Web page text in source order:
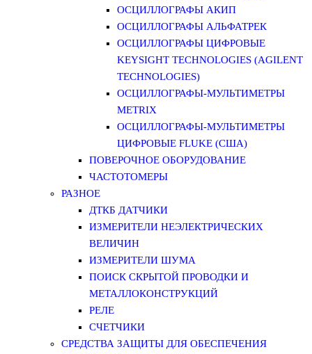
ОСЦИЛЛОГРАФЫ АКИП
ОСЦИЛЛОГРАФЫ АЛЬФАТРЕК
ОСЦИЛЛОГРАФЫ ЦИФРОВЫЕ
KEYSIGHT TECHNOLOGIES (AGILENT
TECHNOLOGIES)
ОСЦИЛЛОГРАФЫ-МУЛЬТИМЕТРЫ
METRIX
ОСЦИЛЛОГРАФЫ-МУЛЬТИМЕТРЫ
ЦИФРОВЫЕ FLUKE (США)
ПОВЕРОЧНОЕ ОБОРУДОВАНИЕ
ЧАСТОТОМЕРЫ
РАЗНОЕ
ДТКБ ДАТЧИКИ
ИЗМЕРИТЕЛИ НЕЭЛЕКТРИЧЕСКИХ
ВЕЛИЧИН
ИЗМЕРИТЕЛИ ШУМА
ПОИСК СКРЫТОЙ ПРОВОДКИ И
МЕТАЛЛОКОНСТРУКЦИЙ
РЕЛЕ
СЧЕТЧИКИ
СРЕДСТВА ЗАЩИТЫ ДЛЯ ОБЕСПЕЧЕНИЯ